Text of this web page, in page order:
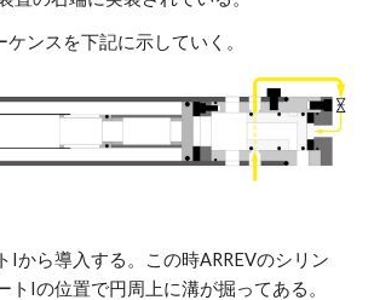
ンスを下記に示していく。
Iから導入する。この時ARREVのシリン
トIの位置で円周上に溝が掘ってある。